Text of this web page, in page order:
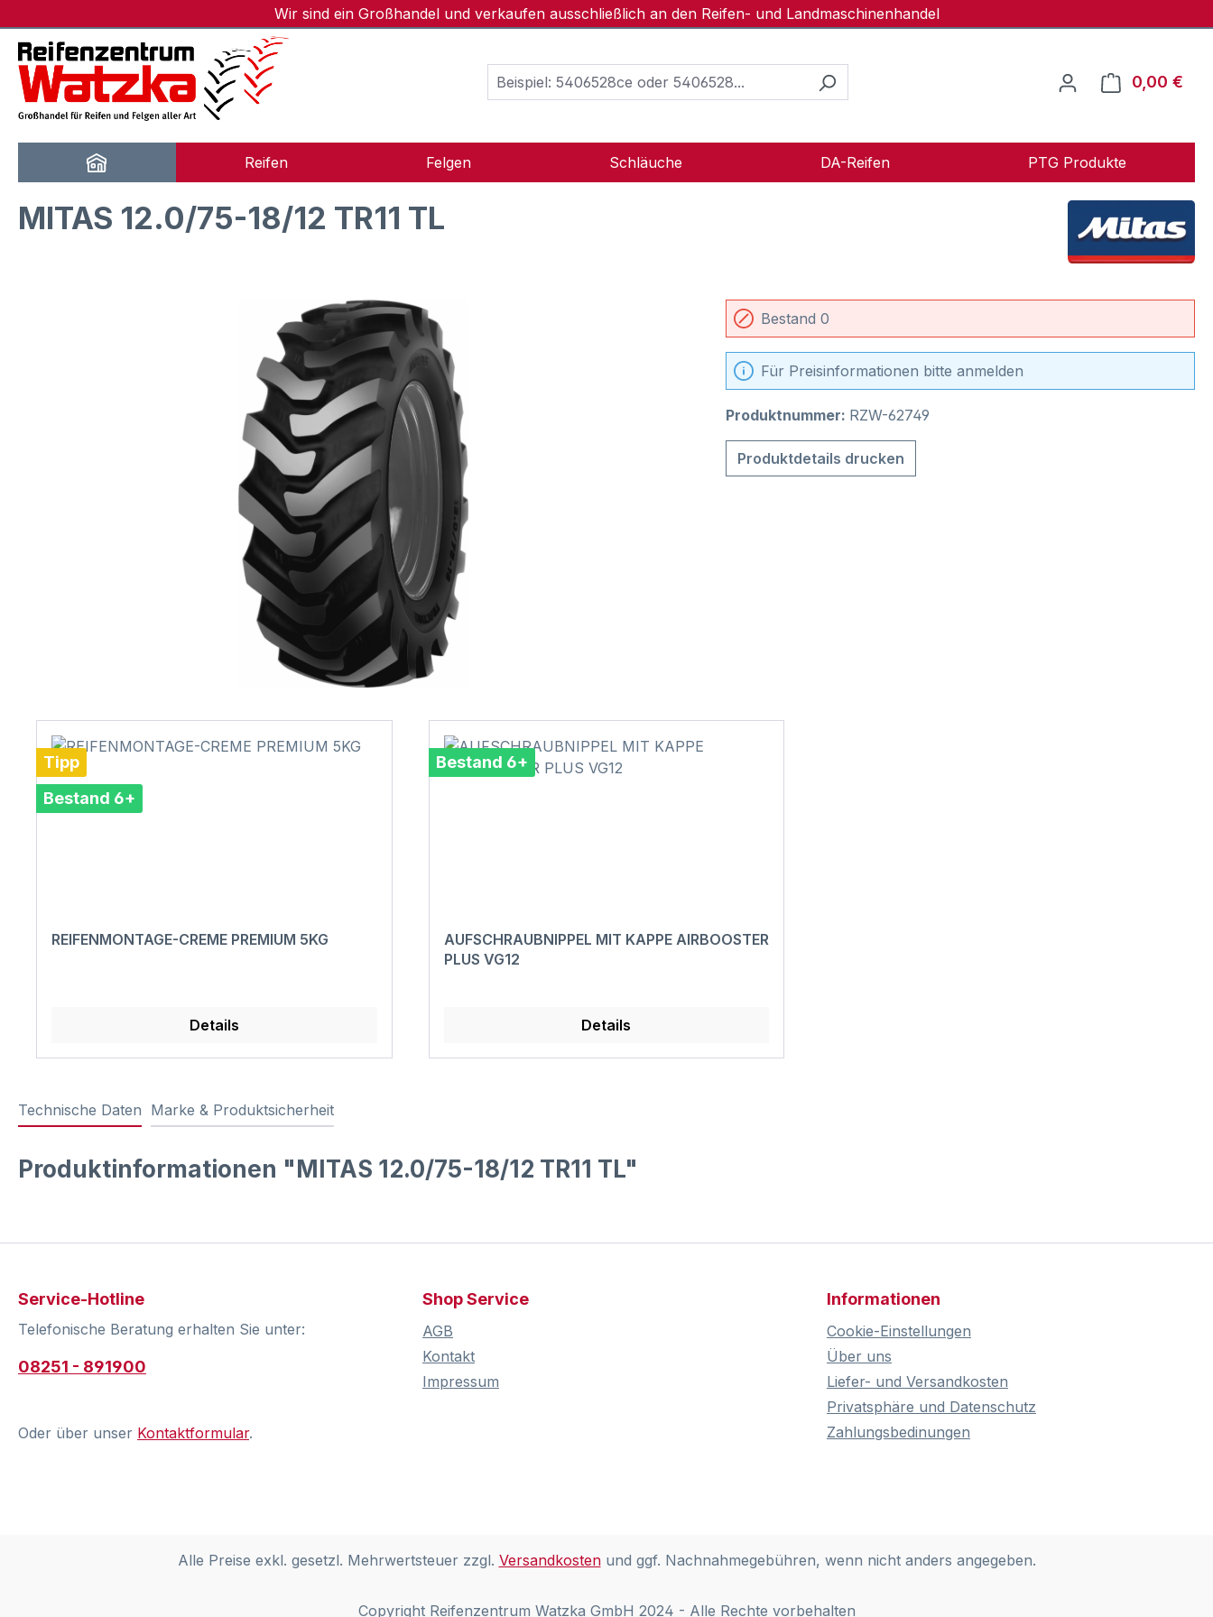
Wir sind ein Großhandel und verkaufen ausschließlich an den Reifen- und Landmaschinenhandel
0,00 €
Reifen Felgen Schläuche DA-Reifen PTG Produkte
MITAS 12.0/75-18/12 TR11 TL
Bestand 0
Für Preisinformationen bitte anmelden
Produktnummer: RZW-62749
Produktdetails drucken
Tipp
Bestand 6+
REIFENMONTAGE-CREME PREMIUM 5KG
Details
Bestand 6+
AUFSCHRAUBNIPPEL MIT KAPPE AIRBOOSTER
PLUS VG12
Details
Technische Daten Marke & Produktsicherheit
Produktinformationen "MITAS 12.0/75-18/12 TR11 TL"
Service-Hotline
Telefonische Beratung erhalten Sie unter:
08251 - 891900
Oder über unser Kontaktformular.
Shop Service
AGB
Kontakt
Impressum
Informationen
Cookie-Einstellungen
Über uns
Liefer- und Versandkosten
Privatsphäre und Datenschutz
Zahlungsbedinungen
Alle Preise exkl. gesetzl. Mehrwertsteuer zzgl. Versandkostenund ggf. Nachnahmegebühren, wenn nicht anders angegeben.
Copyright Reifenzentrum Watzka GmbH 2024 - Alle Rechte vorbehalten